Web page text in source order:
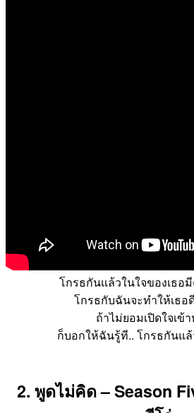
โกรธกันแล้วในใจของเธอ
โกรธกับฉันจะทำให้เธอ
ถ้าไม่ยอมเปิดใจเข้
ก็บอกให้ฉันรู้ที.. โกรธกันแ
2. พูดไม่คิด – Season